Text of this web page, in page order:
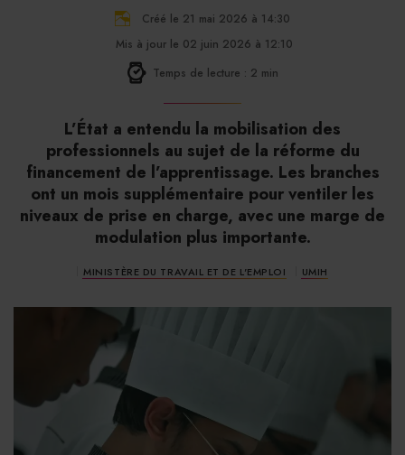
Créé le 21 mai 2026 à 14:30
Mis à jour le 02 juin 2026 à 12:10
Temps de lecture : 2 min
L’État a entendu la mobilisation des
professionnels au sujet de la réforme du
financement de l’apprentissage. Les branches
ont un mois supplémentaire pour ventiler les
niveaux de prise en charge, avec une marge de
modulation plus importante.
MINISTÈRE DU TRAVAIL ET DE L'EMPLOI UMIH